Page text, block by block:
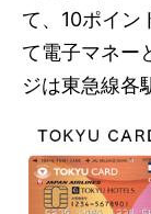
て、10ポイン
て電子マネー
ジは東急線各